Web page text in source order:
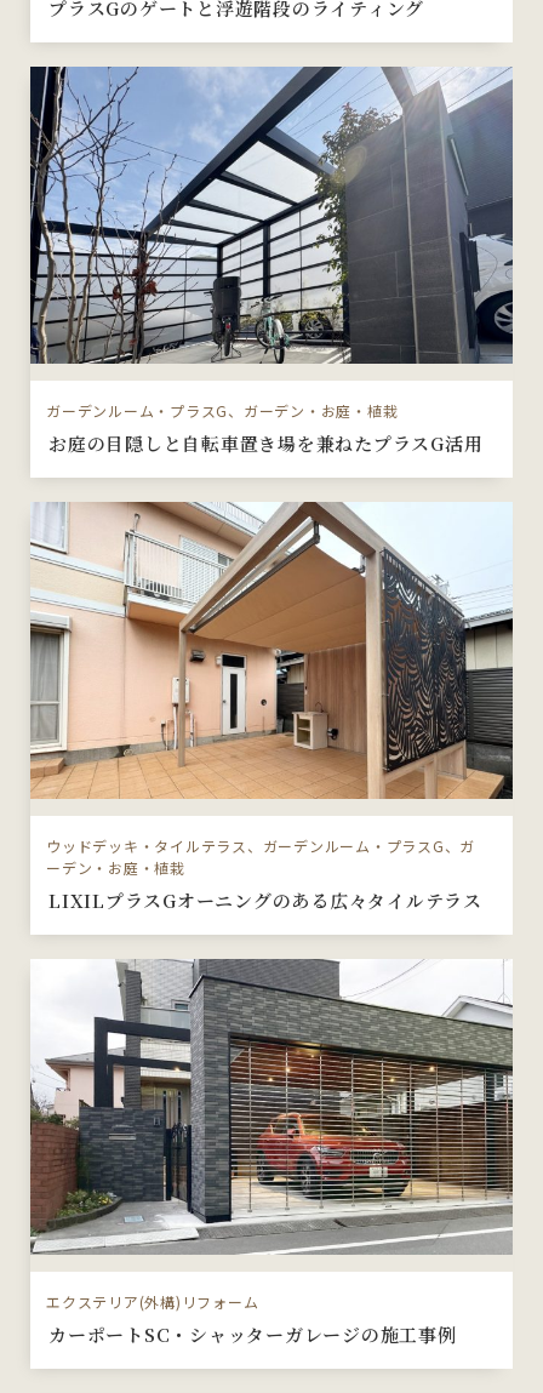
プラスGのゲートと浮遊階段のライティング
ガーデンルーム・プラスG、ガーデン・お庭・植栽
お庭の目隠しと自転車置き場を兼ねたプラスG活用
ウッドデッキ・タイルテラス、ガーデンルーム・プラスG、ガ
ーデン・お庭・植栽
LIXILプラスGオーニングのある広々タイルテラス
エクステリア(外構)リフォーム
カーポートSC・シャッターガレージの施工事例